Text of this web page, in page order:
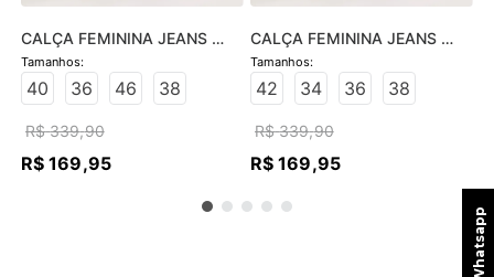
CALÇA FEMININA JEANS
HOT PANTS SKINNY - JEANS
ESCURO
40 36 46 38
R$ 339,90
R$ 169,95
CALÇA FEMININA JEANS
SOFIA SKINNY - JEANS
ESCURO
42 34 36 38
R$ 339,90
R$ 169,95